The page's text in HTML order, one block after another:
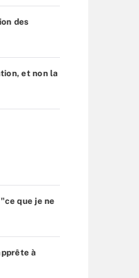
des
et non la
que je ne
à